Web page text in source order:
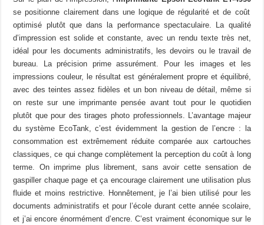
se positionne clairement dans une logique de régularité et de coût
optimisé plutôt que dans la performance spectaculaire. La qualité
d’impression est solide et constante, avec un rendu texte très net,
idéal pour les documents administratifs, les devoirs ou le travail de
bureau. La précision prime assurément. Pour les images et les
impressions couleur, le résultat est généralement propre et équilibré,
avec des teintes assez fidèles et un bon niveau de détail, même si
on reste sur une imprimante pensée avant tout pour le quotidien
plutôt que pour des tirages photo professionnels. L’avantage majeur
du système EcoTank, c’est évidemment la gestion de l’encre : la
consommation est extrêmement réduite comparée aux cartouches
classiques, ce qui change complètement la perception du coût à long
terme. On imprime plus librement, sans avoir cette sensation de
gaspiller chaque page et ça encourage clairement une utilisation plus
fluide et moins restrictive. Honnêtement, je l’ai bien utilisé pour les
documents administratifs et pour l’école durant cette année scolaire,
et j’ai encore énormément d’encre. C’est vraiment économique sur le